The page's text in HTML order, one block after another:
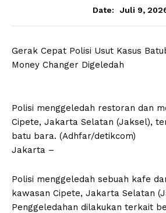
Date:
Juli 9,
Gerak Cepat Polisi Usut Kasus
Money Changer Digeledah
Polisi menggeledah restoran dan
Cipete, Jakarta Selatan (Jaksel),
batu bara. (Adhfar/detikcom)
Jakarta –
Polisi menggeledah sebuah kafe
kawasan Cipete, Jakarta Selatan
Penggeledahan dilakukan terkait